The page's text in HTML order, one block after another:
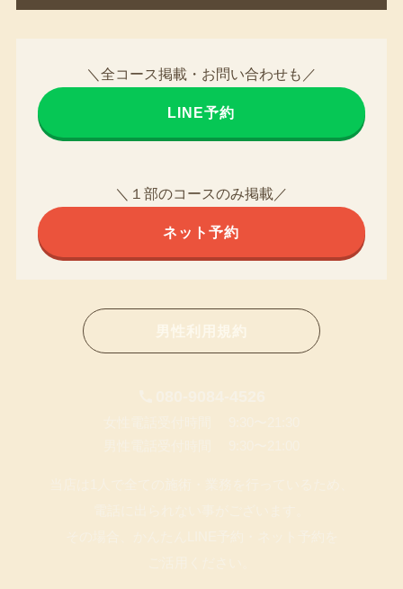
＼全コース掲載・お問い合わせも／
LINE予約
＼１部のコースのみ掲載／
ネット予約
男性利用規約